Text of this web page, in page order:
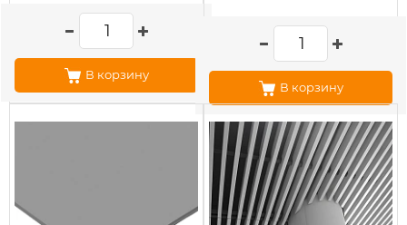
В корзину
В корзину